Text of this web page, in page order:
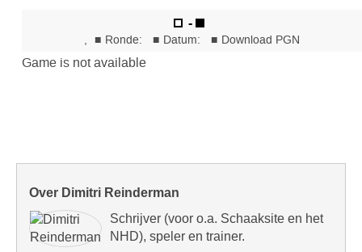
Over Dimitri Reinderman
Schrijver (voor o.a. Schaaksite en het
NHD), speler en trainer.